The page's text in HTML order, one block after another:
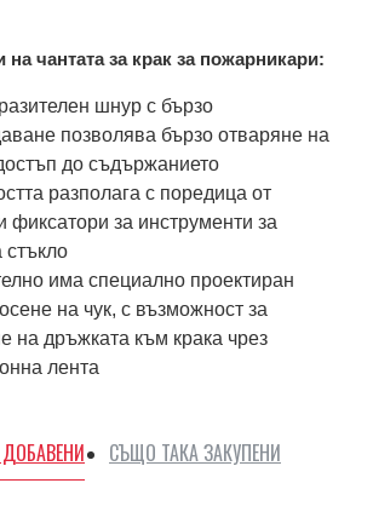
на чантата за крак за пожарникари:
шнур с бързо
позволява бързо отваряне на
до съдържанието
разполага с поредица от
фиксатори за инструменти за
стъкло
има специално проектиран
на чук, с възможност за
на дръжката към крака чрез
лента
СЪЩО ТАКА ЗАКУПЕНИ